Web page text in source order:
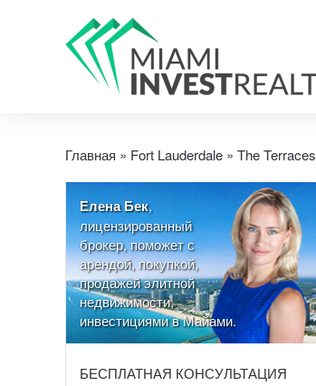
Главная » Fort Lauderdale » The Terraces
Елена Бек,
лицензированный
брокер, поможет с
арендой, покупкой,
продажей элитной
недвижимости,
инвестициями в Майами.
БЕСПЛАТНАЯ КОНСУЛЬТАЦИЯ